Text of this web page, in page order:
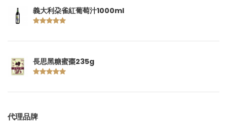
義大利朶雀紅葡萄汁1000ml
長思黑糖蜜棗235g
代理品牌